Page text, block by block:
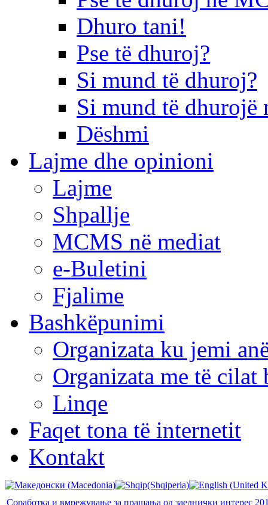
Dhuro tani!
Pse të dhuroj?
Si mund të dhuroj?
Si mund të dhurojë
Dëshmi
Lajme dhe opinioni
Lajme
Shpallje
MCMS në mediat
e-Buletini
Fjalime
Bashkëpunimi
Organizata ku jemi
Organizata me të cilat
Linqe
Faqet tona të internetit
Kontakt
Соработка и вмрежување за прашања од заеднички интерес